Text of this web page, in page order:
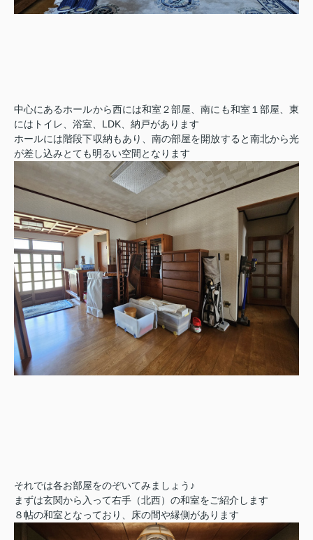
中心にあるホールから西には和室２部屋、南にも和室１部屋、東
にはトイレ、浴室、 LDK 、納戸があります
ホールには階段下収納もあり、南の部屋を開放すると南北から光
が差し込みとても明るい空間となります
それでは各お部屋をのぞいてみましょう ♪
まずは玄関から入って右手（北西）の和室をご紹介します
８帖の和室となっており、床の間や縁側があります